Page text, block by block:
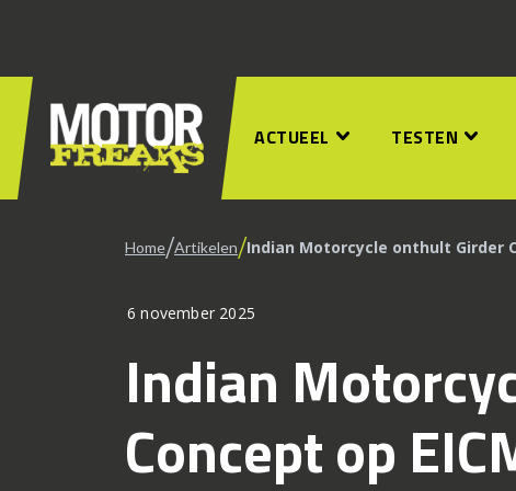
ACTUEEL TESTEN
Home/Artikelen/Indian Motorcycle onthult Girder
6 november 2025
Indian
Concept op